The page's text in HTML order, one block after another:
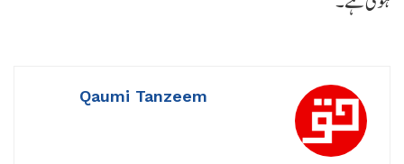
Qaumi Tanzeem